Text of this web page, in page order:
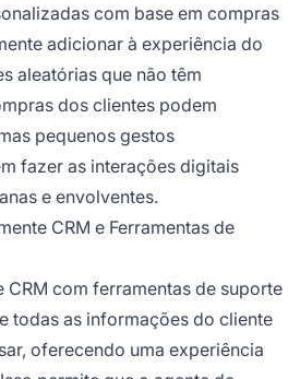
com base em compras
adicionar à experiência do
aleatórias que não têm
dos clientes podem
pequenos gestos
fazer as interações digitais
e envolventes.
CRM e Ferramentas de
CRM com ferramentas de suporte
todas as informações do cliente
oferecendo uma experiência